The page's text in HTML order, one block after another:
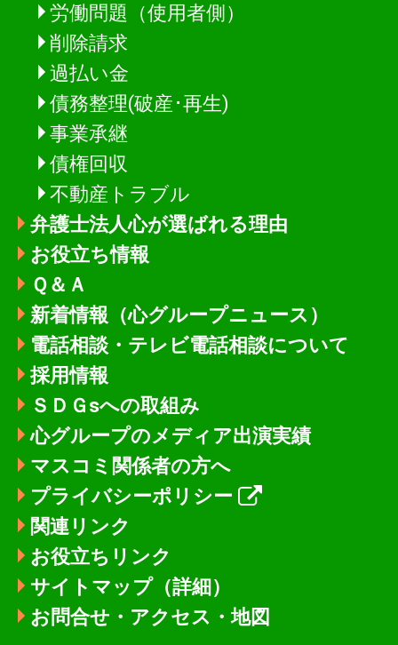
労働問題（使用者側）
削除請求
過払い金
債務整理(破産･再生)
事業承継
債権回収
不動産トラブル
弁護士法人心が選ばれる理由
お役立ち情報
Ｑ＆Ａ
新着情報 （心グループニュース）
電話相談・テレビ電話相談について
採用情報
ＳＤＧsへの取組み
心グループのメディア出演実績
マスコミ関係者の方へ
プライバシーポリシー
関連リンク
お役立ちリンク
サイトマップ（詳細）
お問合せ・アクセス・地図